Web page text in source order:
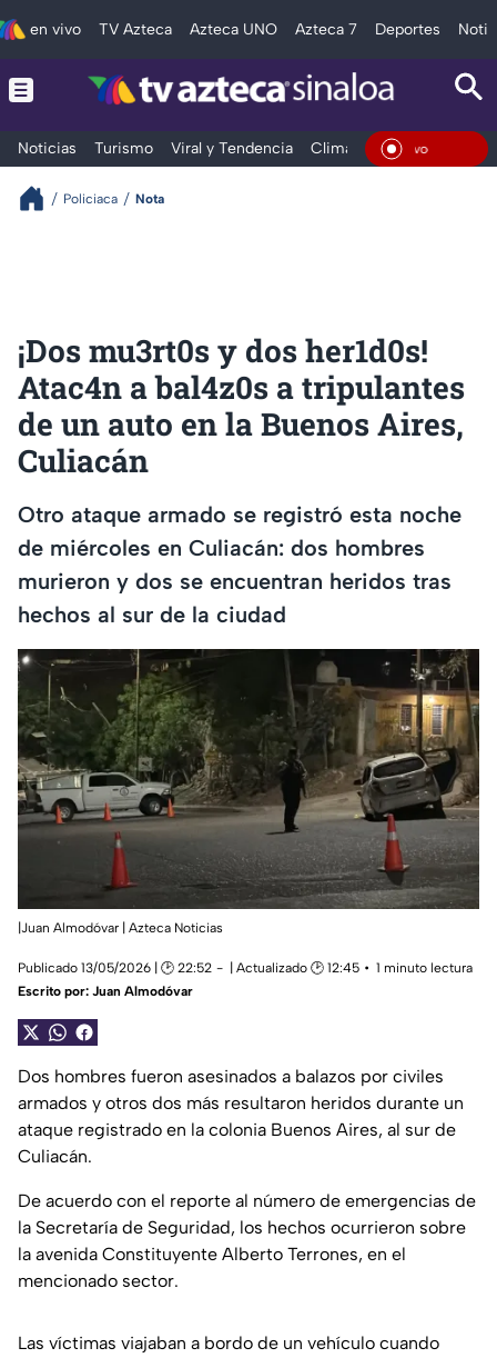
en vivo TV Azteca Azteca UNO Azteca 7 Deportes
Noticias Turismo Viral y Tendencia Clima Deportes
En Vivo
Policiaca Nota
¡Dos mu3rt0s y dos her1d0s!
Atac4n a bal4z0s a tripulantes
de un auto en la Buenos Aires,
Culiacán
Otro ataque armado se registró esta noche
de miércoles en Culiacán: dos hombres
murieron y dos se encuentran heridos tras
hechos al sur de la ciudad
|Juan Almodóvar | Azteca Noticias
Publicado 13/05/2026 | 🕑 22:52 | Actualizado 🕑 12:45
1 minuto lectura
Escrito por: Juan Almodóvar
Dos hombres fueron asesinados a balazos por civiles
armados y otros dos más resultaron heridos durante un
ataque registrado en la colonia Buenos Aires, al sur de
Culiacán.
De acuerdo con el reporte al número de emergencias de
la Secretaría de Seguridad, los hechos ocurrieron sobre
la avenida Constituyente Alberto Terrones, en el
mencionado sector.
Las víctimas viajaban a bordo de un vehículo cuando